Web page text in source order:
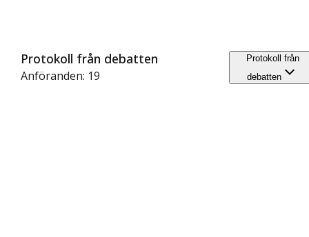
Protokoll från debatten
Anföranden: 19
Protokoll från
debatten